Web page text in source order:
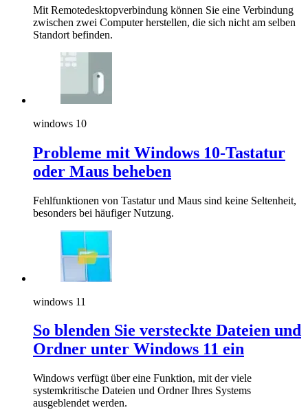
Mit Remotedesktopverbindung können Sie eine Verbindung
zwischen zwei Computer herstellen, die sich nicht am selben
Standort befinden.
windows 10
Probleme mit Windows 10-Tastatur
oder Maus beheben
Fehlfunktionen von Tastatur und Maus sind keine Seltenheit,
besonders bei häufiger Nutzung.
windows 11
So blenden Sie versteckte Dateien und
Ordner unter Windows 11 ein
Windows verfügt über eine Funktion, mit der viele
systemkritische Dateien und Ordner Ihres Systems
ausgeblendet werden.